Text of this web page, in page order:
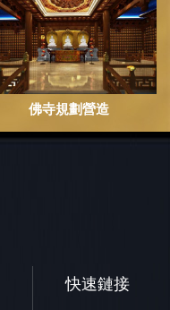
佛寺規劃營造
快速鏈接